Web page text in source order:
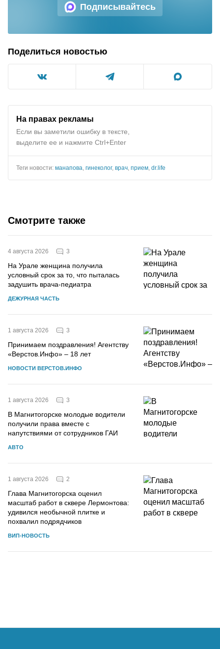
Подписывайтесь
Поделиться новостью
На правах рекламы
Если вы заметили ошибку в тексте,
выделите ее и нажмите Ctrl+Enter
Теги новости: манапова, гинеколог, врач, прием, dr.life
Смотрите также
4 августа 2026 3
На Урале женщина получила
условный срок за то, что пыталась
задушить врача-педиатра
ДЕЖУРНАЯ ЧАСТЬ
1 августа 2026 3
Принимаем поздравления! Агентству
«Верстов.Инфо» – 18 лет
НОВОСТИ ВЕРСТОВ.ИНФО
1 августа 2026 3
В Магнитогорске молодые водители
получили права вместе с
напутствиями от сотрудников ГАИ
АВТО
1 августа 2026 2
Глава Магнитогорска оценил
масштаб работ в сквере Лермонтова:
удивился необычной плитке и
похвалил подрядчиков
ВИП-НОВОСТЬ